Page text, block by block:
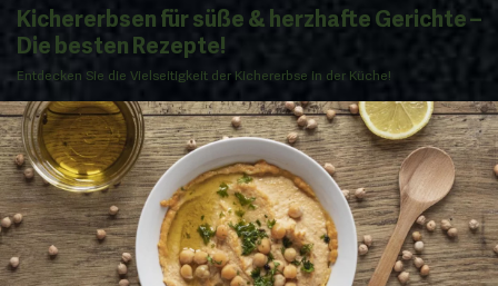
Kichererbsen für süße & herzhafte Gerichte –
Die besten Rezepte!
Entdecken Sie die Vielseitigkeit der Kichererbse in der Küche!